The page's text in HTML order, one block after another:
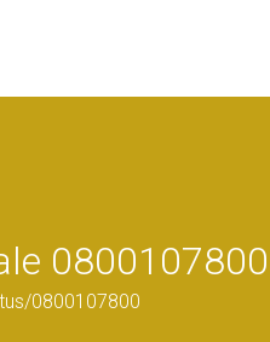
0800107800
0800107800